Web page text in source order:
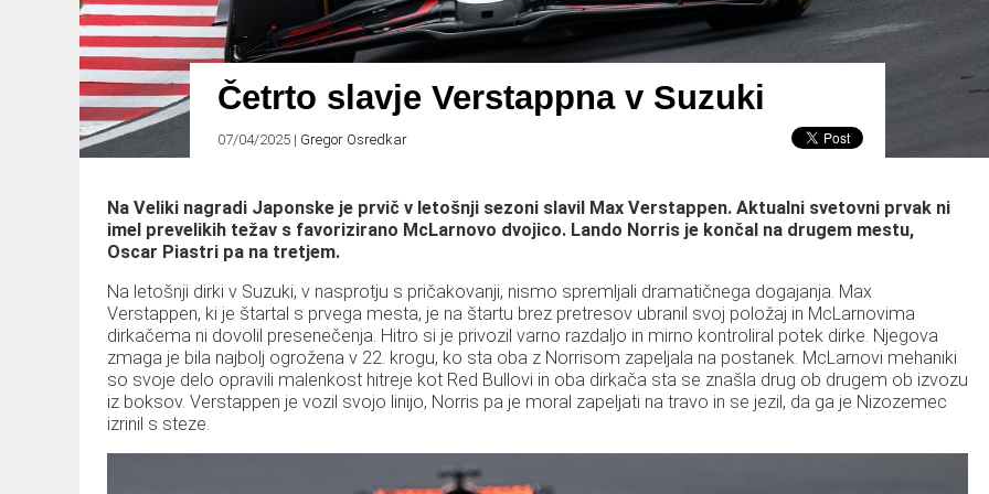
Četrto slavje Verstappna v Suzuki
07/04/2025 | Gregor Osredkar
Na Veliki nagradi Japonske je prvič v letošnji sezoni slavil Max Verstappen. Aktualni svetovni prvak ni
imel prevelikih težav s favorizirano McLarnovo dvojico. Lando Norris je končal na drugem mestu,
Oscar Piastri pa na tretjem.
Na letošnji dirki v Suzuki, v nasprotju s pričakovanji, nismo spremljali dramatičnega dogajanja. Max
Verstappen, ki je štartal s prvega mesta, je na štartu brez pretresov ubranil svoj položaj in McLarnovima
dirkačema ni dovolil presenečenja. Hitro si je privozil varno razdaljo in mirno kontroliral potek dirke. Njegova
zmaga je bila najbolj ogrožena v 22. krogu, ko sta oba z Norrisom zapeljala na postanek. McLarnovi mehaniki
so svoje delo opravili malenkost hitreje kot Red Bullovi in oba dirkača sta se znašla drug ob drugem ob izvozu
iz boksov. Verstappen je vozil svojo linijo, Norris pa je moral zapeljati na travo in se jezil, da ga je Nizozemec
izrinil s steze.